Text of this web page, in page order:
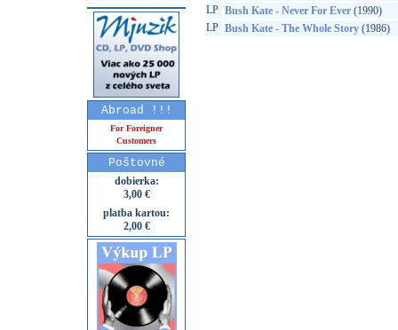
Abroad !!!
For Foreigner
Customers
Poštovné
dobierka:
3,00 €
platba kartou:
2,00 €
LP Bush Kate - Never For Ever(1990)
LP Bush Kate - The Whole Story(1986)